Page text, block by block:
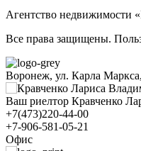
Агентство недвижимости
Все права защищены.
Воронеж, ул. Карла
Ваш риелтор Кравченко
+7(473)220-44-00
+7-906-581-05-21
Офис